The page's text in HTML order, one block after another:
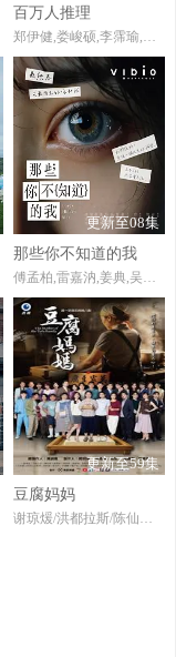
百万人推理
郑伊健,娄峻硕,李霈瑜,王柏杰,李李仁,陈妍霏,项婕如,蔡凡熙,詹怀云,杨懿轩,程予希,曾文翰,洪千淑,高英轩,周明宇,林羿祯,江治纬,伍嘉纬,张永正
更新至08集
那些你不知道的我
傅孟柏,雷嘉汭,姜典,吴念轩,项婕如,邱偲琹,蔡昌宪,黄礼丰
更新至59集
豆腐妈妈